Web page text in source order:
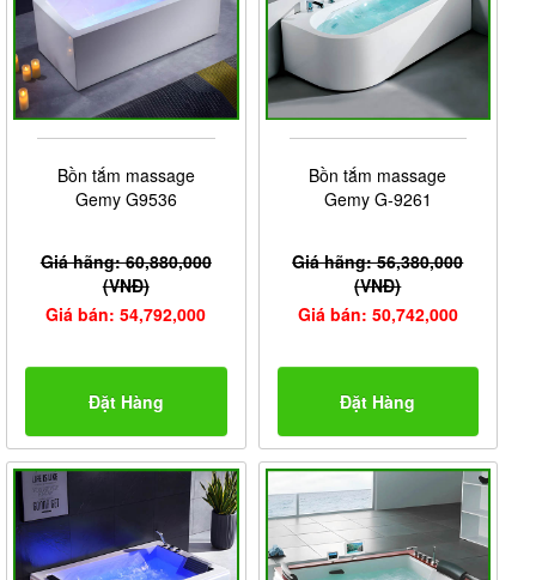
Bồn tắm massage
Gemy G9536
Giá hãng: 60,880,000
(VNĐ)
Giá bán: 54,792,000
Đặt Hàng
Bồn tắm massage
Gemy G-9261
Giá hãng: 56,380,000
(VNĐ)
Giá bán: 50,742,000
Đặt Hàng